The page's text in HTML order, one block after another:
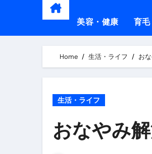
【医者が
【美容】
【1日ダ
リサイクル
美容・健康 育毛
Home 生活・ライフ お
生活・ライフ
おなやみ